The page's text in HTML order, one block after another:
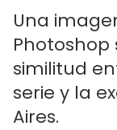
Una
Photoshop
similitud
serie y la
Aires.